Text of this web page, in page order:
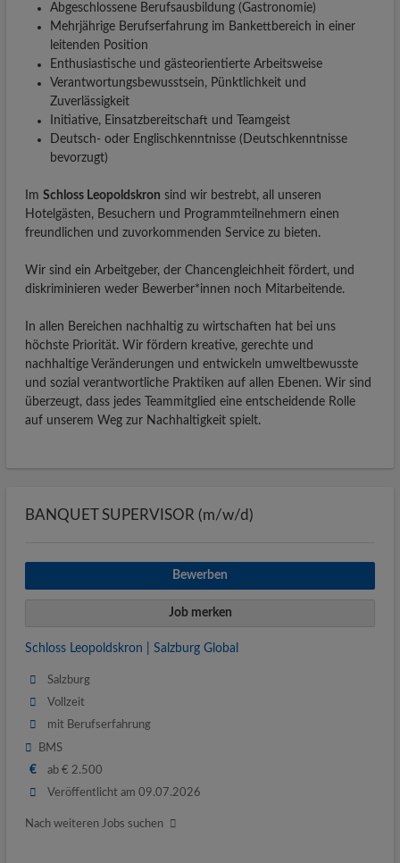
Abgeschlossene Berufsausbildung (Gastronomie)
Mehrjährige Berufserfahrung im Bankettbereich in einer
leitenden Position
Enthusiastische und gästeorientierte Arbeitsweise
Verantwortungsbewusstsein, Pünktlichkeit und
Zuverlässigkeit
Initiative, Einsatzbereitschaft und Teamgeist
Deutsch- oder Englischkenntnisse (Deutschkenntnisse
bevorzugt)
Im Schloss Leopoldskron sind wir bestrebt, all unseren
Hotelgästen, Besuchern und Programmteilnehmern einen
freundlichen und zuvorkommenden Service zu bieten.
Wir sind ein Arbeitgeber, der Chancengleichheit fördert, und
diskriminieren weder Bewerber*innen noch Mitarbeitende.
In allen Bereichen nachhaltig zu wirtschaften hat bei uns
höchste Priorität. Wir fördern kreative, gerechte und
nachhaltige Veränderungen und entwickeln umweltbewusste
und sozial verantwortliche Praktiken auf allen Ebenen. Wir sind
überzeugt, dass jedes Teammitglied eine entscheidende Rolle
auf unserem Weg zur Nachhaltigkeit spielt.
BANQUET SUPERVISOR (m/w/d)
Bewerben
Job merken
Schloss Leopoldskron | Salzburg Global
Salzburg
Vollzeit
mit Berufserfahrung
BMS
€ ab € 2.500
Veröffentlicht am 09.07.2026
Nach weiteren Jobs suchen